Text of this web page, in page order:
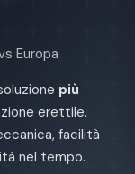
Europa
più
erettile.
facilità
nel tempo.